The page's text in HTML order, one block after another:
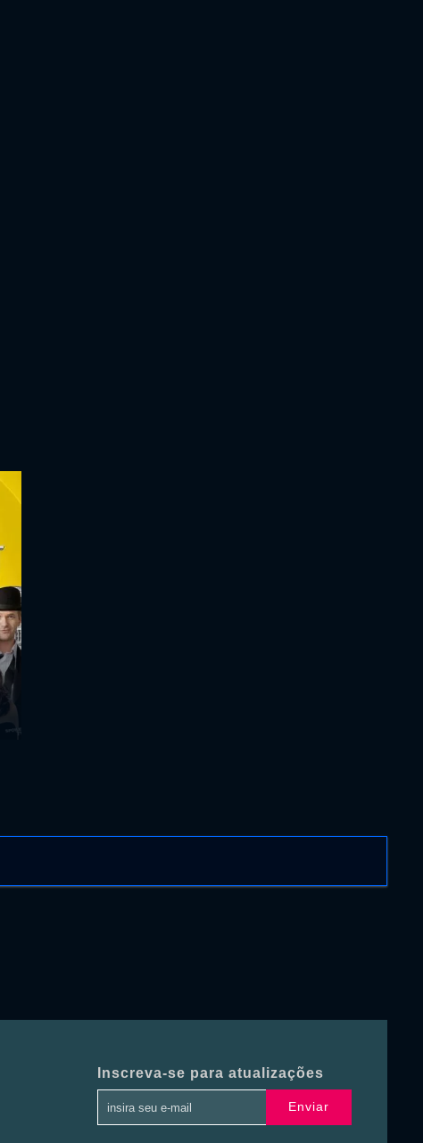
Inscreva-se para atualizações
Enviar